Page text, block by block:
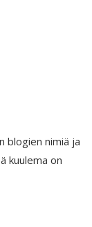
blogien nimiä ja
kuulema on